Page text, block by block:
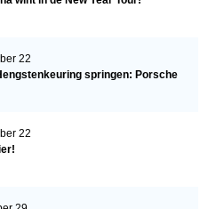
22
springen: Porsche
22